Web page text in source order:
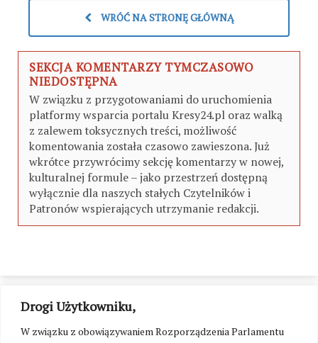
Drogi Użytkowniku,
W związku z obowiązywaniem Rozporządzenia Parlamentu
WRÓĆ NA STRONĘ GŁÓWNĄ
SEKCJA KOMENTARZY TYMCZASOWO
NIEDOSTĘPNA
W związku z przygotowaniami do uruchomienia
platformy wsparcia portalu Kresy24.pl oraz walką
z zalewem toksycznych treści, możliwość
komentowania została czasowo zawieszona. Już
wkrótce przywrócimy sekcję komentarzy w nowej,
kulturalnej formule – jako przestrzeń dostępną
wyłącznie dla naszych stałych Czytelników i
Patronów wspierających utrzymanie redakcji.